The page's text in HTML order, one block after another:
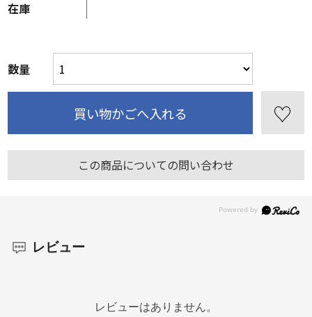
この商品についての問い合わせ
在庫
数量
レビュー
レビューはありません。